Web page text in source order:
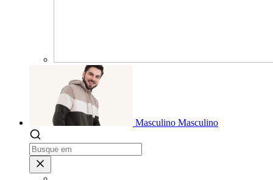
Masculino Masculino